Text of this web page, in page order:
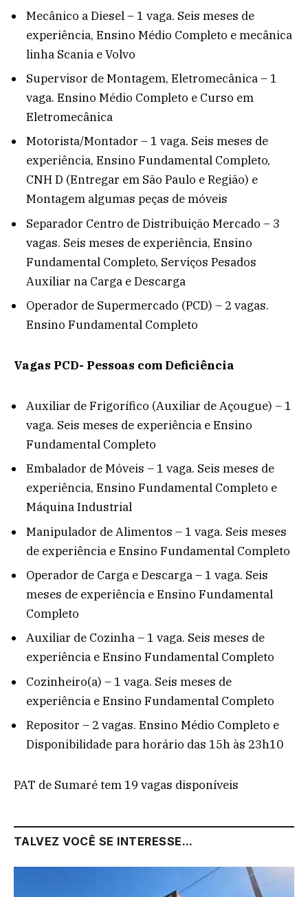
Mecânico a Diesel – 1 vaga. Seis meses de
experiência, Ensino Médio Completo e mecânica
linha Scania e Volvo
Supervisor de Montagem, Eletromecânica – 1
vaga. Ensino Médio Completo e Curso em
Eletromecânica
Motorista/Montador – 1 vaga. Seis meses de
experiência, Ensino Fundamental Completo,
CNH D (Entregar em São Paulo e Região) e
Montagem algumas peças de móveis
Separador Centro de Distribuição Mercado – 3
vagas. Seis meses de experiência, Ensino
Fundamental Completo, Serviços Pesados
Auxiliar na Carga e Descarga
Operador de Supermercado (PCD) – 2 vagas.
Ensino Fundamental Completo
Vagas PCD- Pessoas com Deficiência
Auxiliar de Frigorífico (Auxiliar de Açougue) – 1
vaga. Seis meses de experiência e Ensino
Fundamental Completo
Embalador de Móveis – 1 vaga. Seis meses de
experiência, Ensino Fundamental Completo e
Máquina Industrial
Manipulador de Alimentos – 1 vaga. Seis meses
de experiência e Ensino Fundamental Completo
Operador de Carga e Descarga – 1 vaga. Seis
meses de experiência e Ensino Fundamental
Completo
Auxiliar de Cozinha – 1 vaga. Seis meses de
experiência e Ensino Fundamental Completo
Cozinheiro(a) – 1 vaga. Seis meses de
experiência e Ensino Fundamental Completo
Repositor – 2 vagas. Ensino Médio Completo e
Disponibilidade para horário das 15h às 23h10
PAT de Sumaré tem 19 vagas disponíveis
TALVEZ VOCÊ SE INTERESSE...